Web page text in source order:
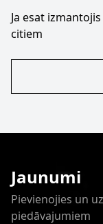
Ja esat
citiem
Jaunumi
Pievienojies un
piedāvajumiem